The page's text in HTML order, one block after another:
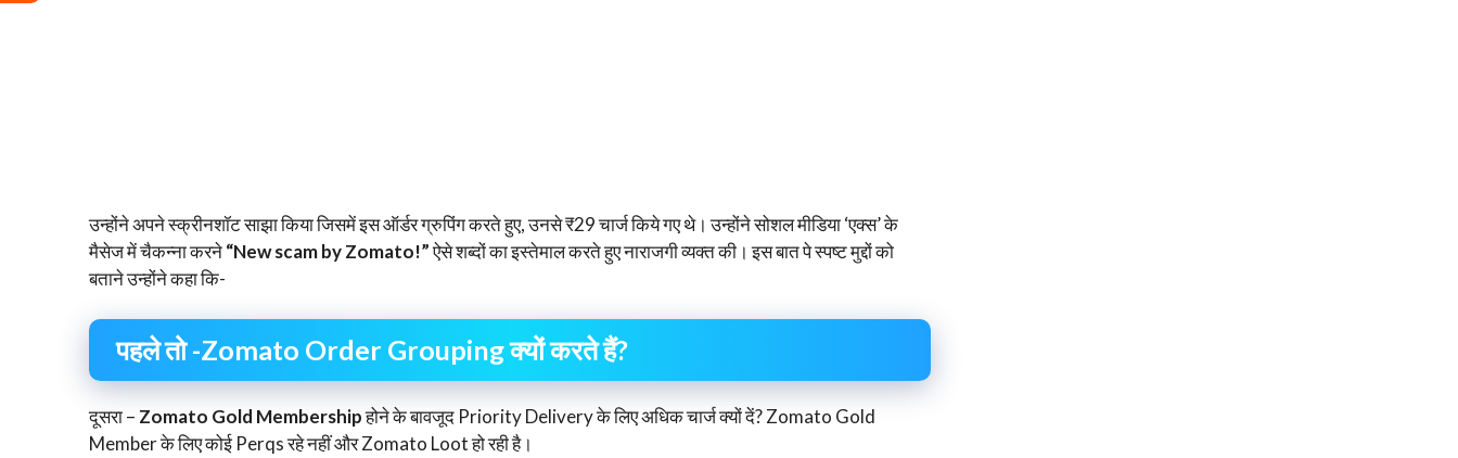
उन्होंने अपने स्क्रीनशॉट साझा किया जिसमें इस ऑर्डर ग्रुपिंग करते हुए, उनसे ₹29 चार्ज किये गए थे। उन्होंने सोशल मीडिया ‘एक्स’ के
मैसेज में चैकन्ना करने“New scam by Zomato!”ऐसे शब्दों का इस्तेमाल करते हुए नाराजगी व्यक्त की। इस बात पे स्पष्ट मुद्दों को
बताने उन्होंने कहा कि-
पहले तो -Zomato Order Grouping क्यों करते हैं?
दूसरा – Zomato Gold Membershipहोने के बावजूद Priority Delivery के लिए अधिक चार्ज क्यों दें? Zomato Gold
Member के लिए कोई Perqs रहे नहीं और Zomato Loot हो रही है।